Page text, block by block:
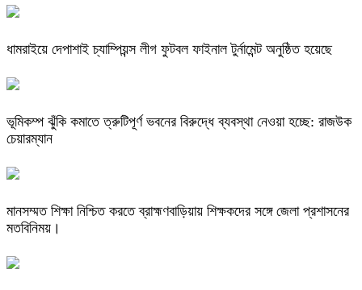
ধামরাইয়ে দেপাশাই চ্যাম্পিয়ন্স লীগ ফুটবল ফাইনাল টুর্নামেন্ট অনুষ্ঠিত হয়েছে
ভূমিকম্প ঝুঁকি কমাতে ত্রুটিপূর্ণ ভবনের বিরুদ্ধে ব্যবস্থা নেওয়া হচ্ছে: রাজউক
চেয়ারম্যান
মানসম্মত শিক্ষা নিশ্চিত করতে ব্রাহ্মণবাড়িয়ায় শিক্ষকদের সঙ্গে জেলা প্রশাসনের
মতবিনিময়।